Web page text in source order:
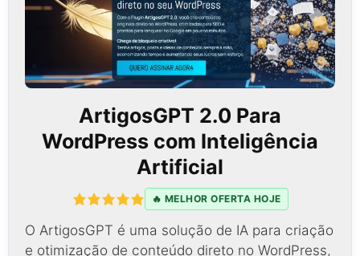
ArtigosGPT 2.0 Para
WordPress com Inteligência
Artificial
🔥 MELHOR OFERTA HOJE
O ArtigosGPT é uma solução de IA para criação
e otimização de conteúdo direto no WordPress,